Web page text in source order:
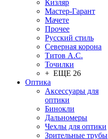
Кизляр
Мастер-Гарант
Мачете
Прочее
Русский стиль
Северная корона
Титов А.С.
Точилки
+ ЕЩЕ 26
Оптика
Аксессуары для
оптики
Бинокли
Дальномеры
Чехлы для оптики
Зрительные трубы